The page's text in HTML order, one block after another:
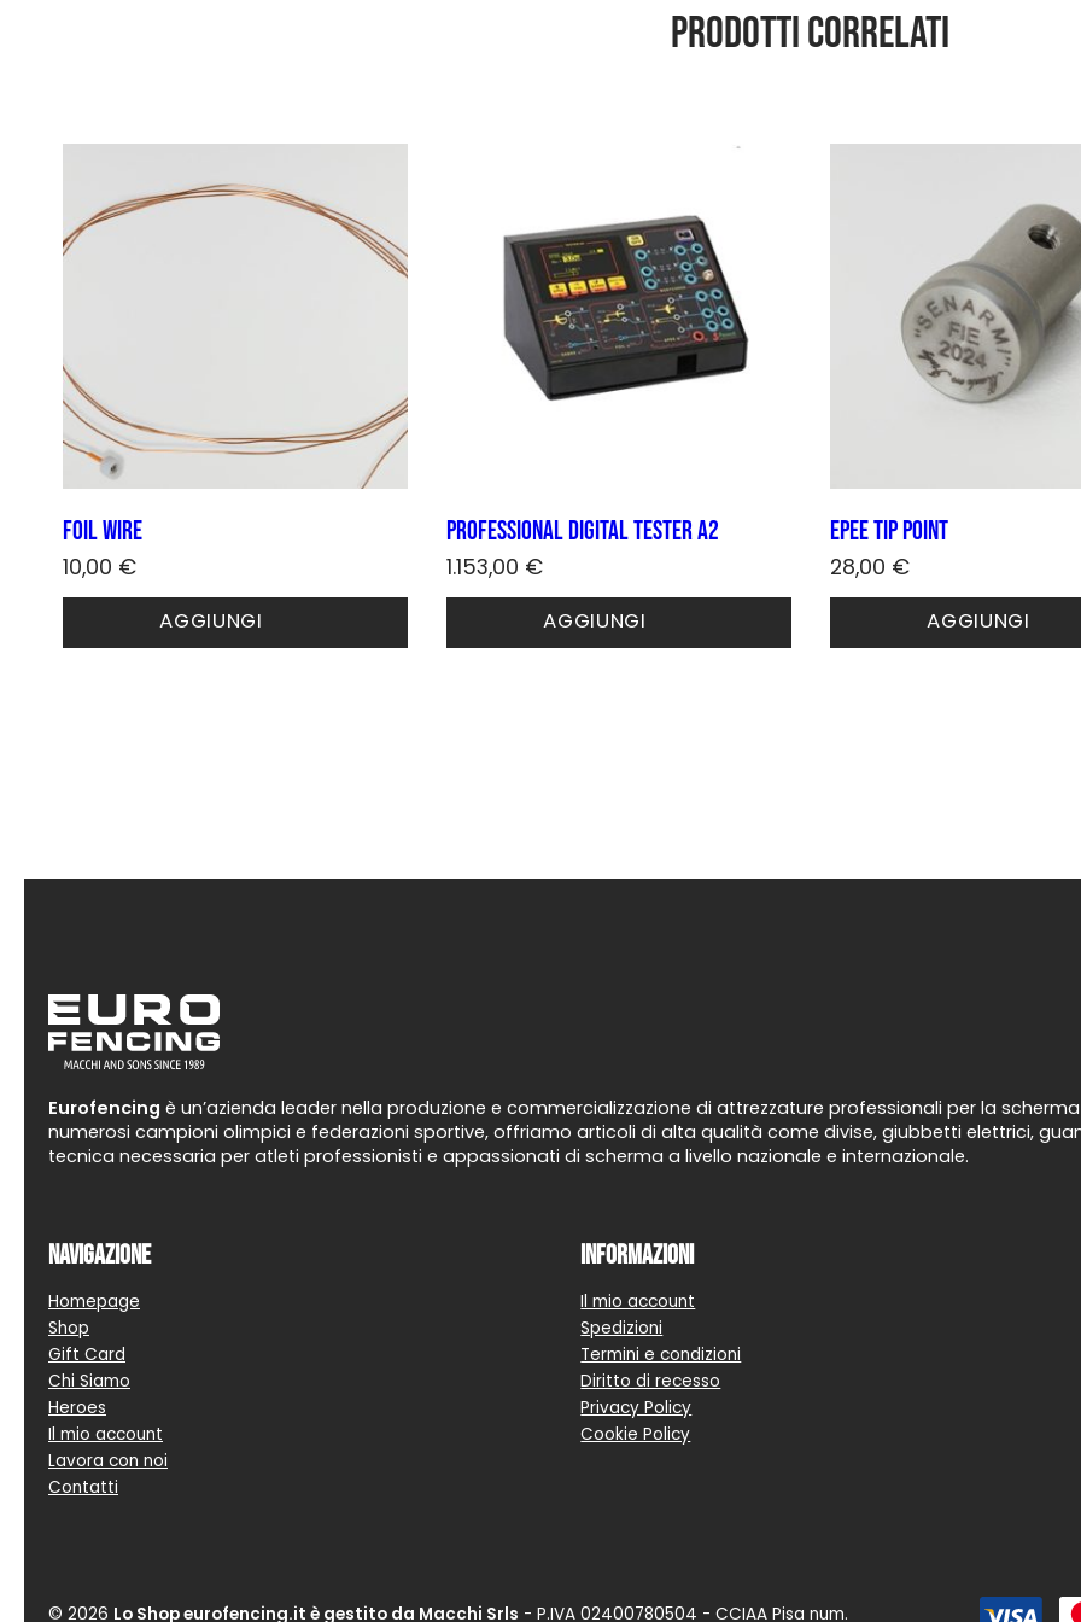
Prodotti correlati
Foil wire
10,00 €
AGGIUNGI
Professional digital tester A2
1.153,00 €
AGGIUNGI
Epee Tip point
28,00 €
AGGIUNGI
Eurofencing è un’azienda leader nella produzione e commercializzazione di attrezzature professionali per la
numerosi campioni olimpici e federazioni sportive, offriamo articoli di alta qualità come divise, giubbetti elettrici,
tecnica necessaria per atleti professionisti e appassionati di scherma a livello nazionale e internazionale.
Navigazione
Homepage
Shop
Gift Card
Chi Siamo
Heroes
Il mio account
Lavora con noi
Contatti
Informazioni
Il mio account
Spedizioni
Termini e condizioni
Diritto di recesso
Privacy Policy
Cookie Policy
© 2026 Lo Shop eurofencing.it è gestito da Macchi Srls - P.IVA 02400780504 - CCIAA Pisa num.